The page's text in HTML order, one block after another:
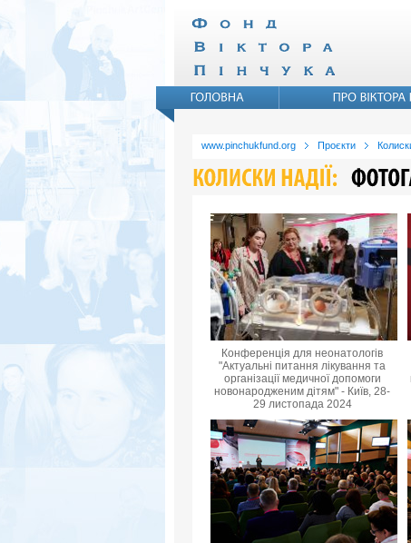
www.pinchukfund.org Проєкти
Конференція для неонатологів
"Актуальні питання лікування та
організації медичної допомоги
новонародженим дітям" - Київ, 28-
29 листопада 2024